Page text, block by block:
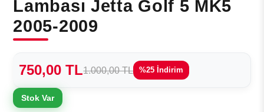
Lambası Jetta Golf 5 MK5
2005-2009
750,00 TL1.000,00 TL %25 İndirim
Stok Var